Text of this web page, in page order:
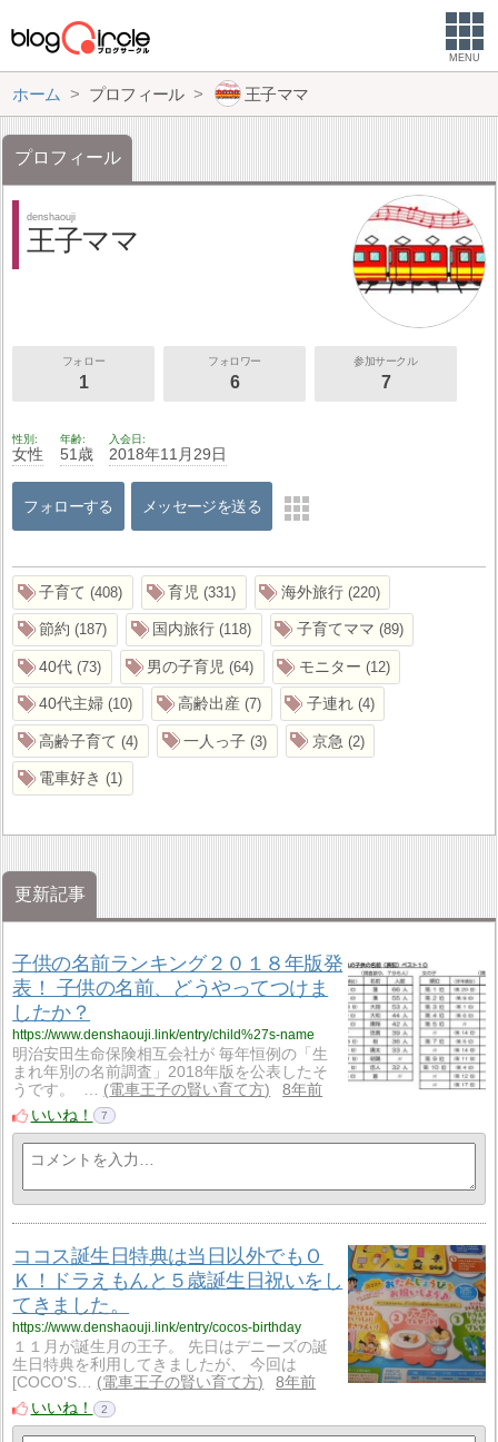
MENU
ホーム プロフィール 王子ママ
プロフィール
denshaouji
王子ママ
フォロー
1
フォロワー
6
参加サークル
7
性別
女性
年齢
51歳
入会日
2018年11月29日
フォローする メッセージを送る
子育て 408 育児 331 海外旅行 220
節約 187 国内旅行 118 子育てママ 89
40代 73 男の子育児 64 モニター 12
40代主婦 10 高齢出産 7 子連れ 4
高齢子育て 4 一人っ子 3 京急 2
電車好き 1
更新記事
子供の名前ランキング２０１８年版発
表！ 子供の名前、どうやってつけま
したか？
https://www.denshaouji.link/entry/child%27s-name
明治安田生命保険相互会社が 毎年恒例の「生
まれ年別の名前調査」2018年版を公表したそ
うです。 …
電車王子の賢い育て方
8年前
いいね！
7
ココス誕生日特典は当日以外でもＯ
Ｋ！ドラえもんと５歳誕生日祝いをし
てきました。
https://www.denshaouji.link/entry/cocos-birthday
１１月が誕生月の王子。 先日はデニーズの誕
生日特典を利用してきましたが、 今回は
[COCO'S…
電車王子の賢い育て方
8年前
いいね！
2